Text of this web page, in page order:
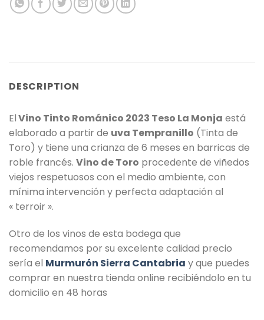
DESCRIPTION
ElVino Tinto Románico 2023 Teso La Monja está
elaborado a partir de uva Tempranillo (Tinta de
Toro) y tiene una crianza de 6 meses en barricas de
roble francés. Vino de Toro procedente de viñedos
viejos respetuosos con el medio ambiente, con
mínima intervención y perfecta adaptación al
« terroir ».
Otro de los vinos de esta bodega que
recomendamos por su excelente calidad precio
sería el Murmurón Sierra Cantabria y que puedes
comprar en nuestra tienda online recibiéndolo en tu
domicilio en 48 horas